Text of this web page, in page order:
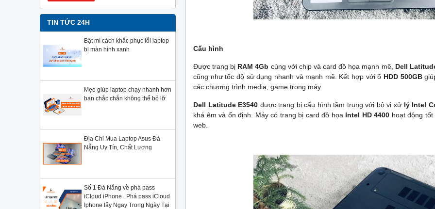
TIN TỨC 24H
Bật mí cách khắc phục lỗi laptop
bị màn hình xanh
Mẹo giúp laptop chạy nhanh hơn
bạn chắc chắn không thể bỏ lỡ
Địa Chỉ Mua Laptop Asus Đà
Nẵng Uy Tín, Chất Lượng
Số 1 Đà Nẵng về phá pass
iCloud iPhone . Phá pass iCloud
Iphone lấy Ngay Trong Ngày Tại
Cấu hình
Được trang bị RAM 4Gb cùng với chip và card đồ họa mạnh mẽ, Dell
cũng như tốc độ sử dụng nhanh và mạnh mẽ. Kết hợp với ổ HDD 500GB
các chương trình media, game trong máy.
Dell Latitude E3540 được trang bị cấu hình tầm trung với bộ vi xử lý Intel
khá êm và ổn định. Máy có trang bị card đồ họa Intel HD 4400 hoạt động
web.